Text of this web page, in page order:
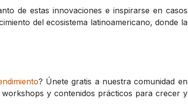
de estas innovaciones e inspirarse en casos
del ecosistema latinoamericano, donde la
? Únete gratis a nuestra comunidad en
y contenidos prácticos para crecer y